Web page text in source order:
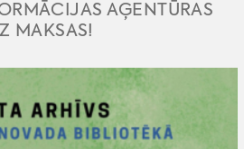
AĢENTŪRAS
MAKSAS!